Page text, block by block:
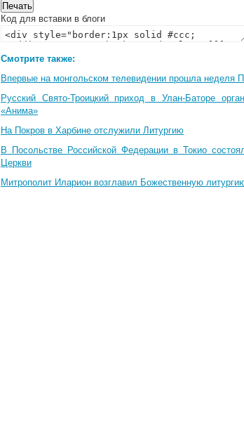
Код для вставки в блоги
Смотрите также:
Впервые на монгольском телевидении прошла неделя
Русский Свято-Троицкий приход в Улан-Баторе
«Анима»
На Покров в Харбине отслужили Литургию
В Посольстве Российской Федерации в Токио
Церкви
Митрополит Иларион возглавил Божественную